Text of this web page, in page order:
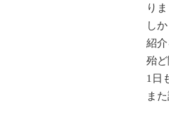
り
し
紹
殆
1日
ま